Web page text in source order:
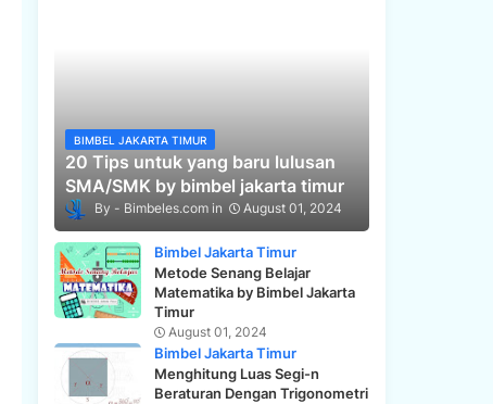
BIMBEL JAKARTA TIMUR
20 Tips untuk yang baru lulusan
SMA/SMK by bimbel jakarta timur
Bimbeles.com August 01, 2024
Bimbel Jakarta Timur
Metode Senang Belajar
Matematika by Bimbel Jakarta
Timur
August 01, 2024
Bimbel Jakarta Timur
Menghitung Luas Segi-n
Beraturan Dengan Trigonometri